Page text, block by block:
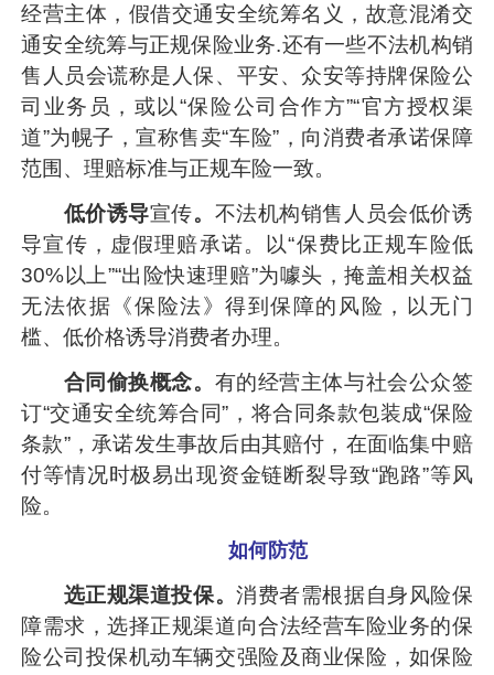
经营主体，假借交通安全统筹名义，故意混淆交
通安全统筹与正规保险业务.还有一些不法机构销
售人员会谎称是人保、平安、众安等持牌保险公
司业务员，或以“保险公司合作方”“官方授权渠
道”为幌子，宣称售卖“车险”，向消费者承诺保障
范围、理赔标准与正规车险一致。
低价诱导宣传。 不法机构销售人员会低价诱
导宣传，虚假理赔承诺。以“保费比正规车险低
30%以上”“出险快速理赔”为噱头，掩盖相关权益
无法依据《保险法》得到保障的风险，以无门
槛、低价格诱导消费者办理。
合同偷换概念。 有的经营主体与社会公众签
订“交通安全统筹合同”，将合同条款包装成“保险
条款”，承诺发生事故后由其赔付，在面临集中赔
付等情况时极易出现资金链断裂导致“跑路”等风
险。
如何防范
选正规渠道投保。消费者需根据自身风险保
障需求，选择正规渠道向合法经营车险业务的保
险公司投保机动车辆交强险及商业保险，如保险